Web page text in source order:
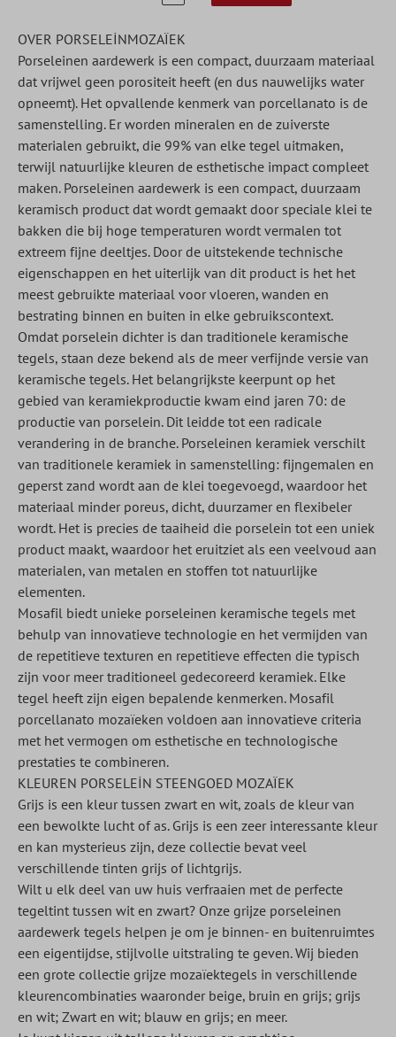
OVER PORSELEİNMOZAÏEK
Porseleinen aardewerk is een compact, duurzaam materiaal
dat vrijwel geen porositeit heeft (en dus nauwelijks water
opneemt). Het opvallende kenmerk van porcellanato is de
samenstelling. Er worden mineralen en de zuiverste
materialen gebruikt, die 99% van elke tegel uitmaken,
terwijl natuurlijke kleuren de esthetische impact compleet
maken. Porseleinen aardewerk is een compact, duurzaam
keramisch product dat wordt gemaakt door speciale klei te
bakken die bij hoge temperaturen wordt vermalen tot
extreem fijne deeltjes. Door de uitstekende technische
eigenschappen en het uiterlijk van dit product is het het
meest gebruikte materiaal voor vloeren, wanden en
bestrating binnen en buiten in elke gebruikscontext.
Omdat porselein dichter is dan traditionele keramische
tegels, staan deze bekend als de meer verfijnde versie van
keramische tegels. Het belangrijkste keerpunt op het
gebied van keramiekproductie kwam eind jaren 70: de
productie van porselein. Dit leidde tot een radicale
verandering in de branche. Porseleinen keramiek verschilt
van traditionele keramiek in samenstelling: fijngemalen en
geperst zand wordt aan de klei toegevoegd, waardoor het
materiaal minder poreus, dicht, duurzamer en flexibeler
wordt. Het is precies de taaiheid die porselein tot een uniek
product maakt, waardoor het eruitziet als een veelvoud aan
materialen, van metalen en stoffen tot natuurlijke
elementen.
Mosafil biedt unieke porseleinen keramische tegels met
behulp van innovatieve technologie en het vermijden van
de repetitieve texturen en repetitieve effecten die typisch
zijn voor meer traditioneel gedecoreerd keramiek. Elke
tegel heeft zijn eigen bepalende kenmerken. Mosafil
porcellanato mozaïeken voldoen aan innovatieve criteria
met het vermogen om esthetische en technologische
prestaties te combineren.
KLEUREN PORSELEİN STEENGOED MOZAÏEK
Grijs is een kleur tussen zwart en wit, zoals de kleur van
een bewolkte lucht of as. Grijs is een zeer interessante kleur
en kan mysterieus zijn, deze collectie bevat veel
verschillende tinten grijs of lichtgrijs.
Wilt u elk deel van uw huis verfraaien met de perfecte
tegeltint tussen wit en zwart? Onze grijze porseleinen
aardewerk tegels helpen je om je binnen- en buitenruimtes
een eigentijdse, stijlvolle uitstraling te geven. Wij bieden
een grote collectie grijze mozaïektegels in verschillende
kleurencombinaties waaronder beige, bruin en grijs; grijs
en wit; Zwart en wit; blauw en grijs; en meer.